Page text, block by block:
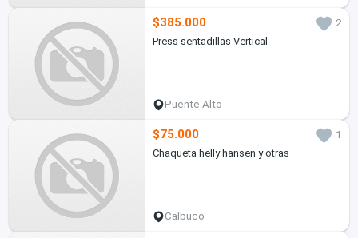
$385.000
2
Press sentadillas Vertical
Puente Alto
$75.000
1
Chaqueta helly hansen y otras
Calbuco